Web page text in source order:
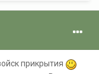
прикрытия